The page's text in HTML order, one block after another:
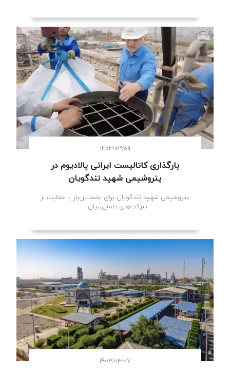
۱۴۰۳/۰۳/۰۹
بارگذاری کاتالیست ایرانی پالادیوم در
پتروشیمی شهید تندگویان
پتروشیمی شهید تندگویان برای نخستین‌بار با حمایت از
شرکت‌های دانش‌بنیان...
۱۴۰۳/۰۳/۰۷